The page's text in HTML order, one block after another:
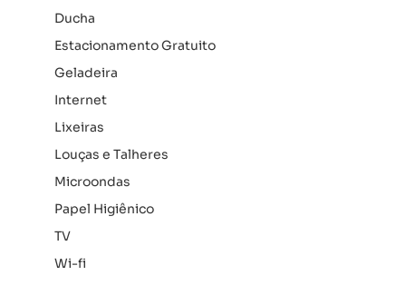
Ducha
Estacionamento Gratuito
Geladeira
Internet
Lixeiras
Louças e Talheres
Microondas
Papel Higiênico
TV
Wi-fi